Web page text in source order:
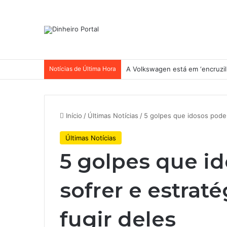
Notícias de Última Hora A Volkswagen está em
Início / Últimas Notícias / 5 golpes que idosos
Últimas Notícias
5 golpes que
sofrer e
fugir deles